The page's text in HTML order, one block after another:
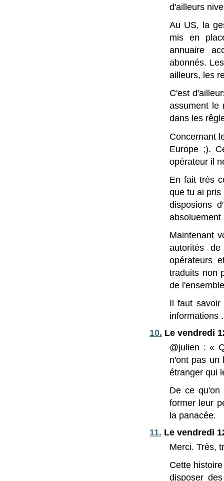
d'ailleurs
Au US, la
mis en
annuaire
abonnés.
ailleurs, les
C'est
assument le
dans les
Concernant
Europe ;).
opérateur il
En fait très
que tu ai pris
disposions
absoluement
Maintenant
autorités
opérateurs
traduits non
de
Il faut savoir
informations
10. Le vendredi
@julien : «
n'ont pas un
étranger qui
De ce qu'on
former leur
la panacée.
11. Le vendredi
Merci. Très,
Cette
disposer